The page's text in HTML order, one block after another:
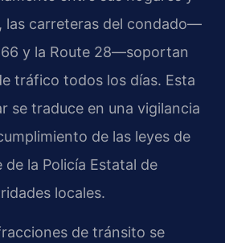
las carreteras del condado—
y la Route 28—soportan
tráfico todos los días. Esta
se traduce en una vigilancia
de las leyes de
la Policía Estatal de
locales.
de tránsito se